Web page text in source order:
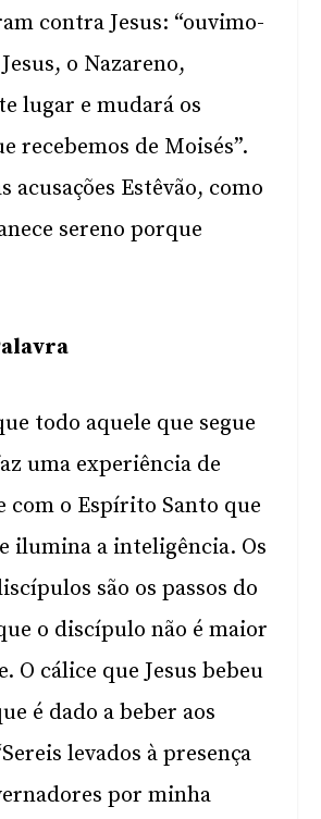
contra Jesus: “ouvimo-
o Nazareno,
lugar e mudará os
recebemos de Moisés”.
acusações Estêvão, como
sereno porque
todo aquele que segue
uma experiência de
com o Espírito Santo que
ilumina a inteligência. Os
são os passos do
o discípulo não é maior
O cálice que Jesus bebeu
é dado a beber aos
levados à presença
por minha